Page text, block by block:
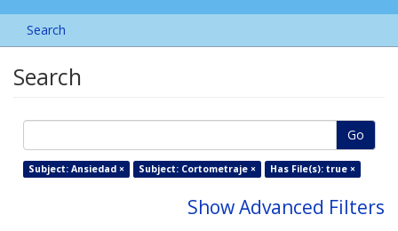
Search
Search
Go
Subject: Ansiedad × Subject: Cortometraje × Has File(s): true ×
Show Advanced Filters